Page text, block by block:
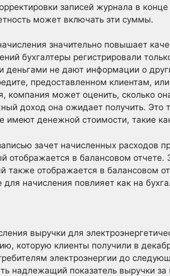
записей журнала в
может включать эти суммы.
значительно повышает
бухгалтеры регистрировали
не дают информации о
предоставленном клиентам,
компания может оценить, сколько
доход она ожидает получить. Это
имеют денежной стоимости, такие
зачет начисленных расходов
отображается в балансовом
также отображается в балансовом
начисления повлияет как на
выручки для
которую клиенты получили в
электроэнергии до
надлежащий показатель выручки за